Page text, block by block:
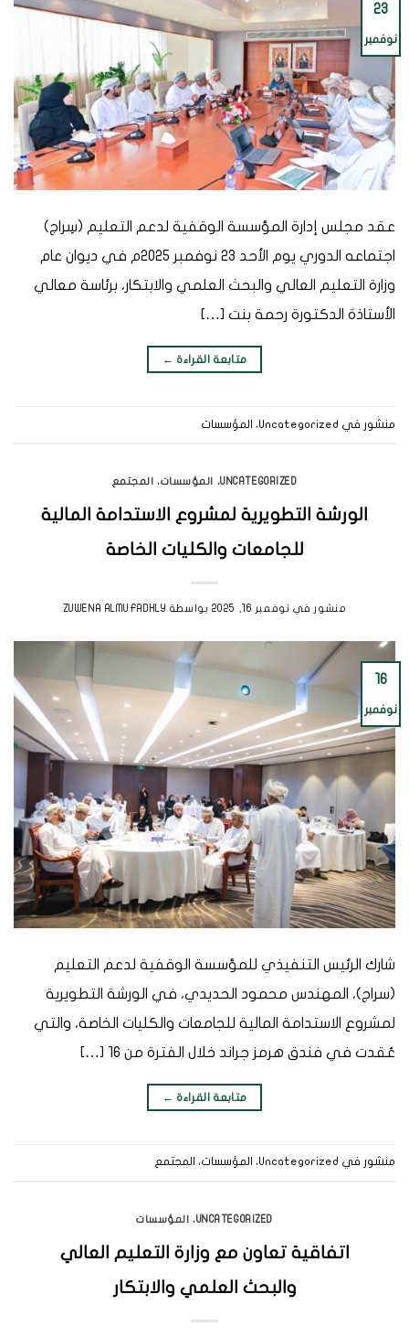
23
نوفمبر
عقد مجلس إدارة المؤسسة الوقفية لدعم التعليم (سِراج)
اجتماعه الدوري يوم الأحد 23 نوفمبر 2025م في ديوان عام
وزارة التعليم العالي والبحث العلمي والابتكار، برئاسة معالي
الأستاذة الدكتورة رحمة بنت […]
متابعة القراءة ←
منشور في Uncategorized، المؤسسات
UNCATEGORIZED، المؤسسات، المجتمع
الورشة التطويرية لمشروع الاستدامة المالية
للجامعات والكليات الخاصة
منشور في نوفمبر 16, 2025 بواسطة ZUWENA ALMUFADHLY
16
نوفمبر
شارك الرئيس التنفيذي للمؤسسة الوقفية لدعم التعليم
(سراج)، المهندس محمود الحديدي، في الورشة التطويرية
لمشروع الاستدامة المالية للجامعات والكليات الخاصة، والتي
عُقدت في فندق هرمز جراند خلال الفترة من 16 […]
متابعة القراءة ←
منشور في Uncategorized، المؤسسات، المجتمع
UNCATEGORIZED، المؤسسات
اتفاقية تعاون مع وزارة التعليم العالي
والبحث العلمي والابتكار